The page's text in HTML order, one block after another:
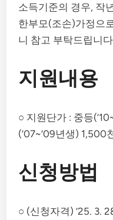
소득기준의 경우, 작
한부모(조손)가정으
니 참고 부탁드립니
지원내용
○ 지원단가 : 중등
(’07~’09년생) 1,500
신청방법
○ (신청자격) ’25. 3.